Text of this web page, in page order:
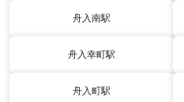
舟入南駅
舟入幸町駅
舟入町駅